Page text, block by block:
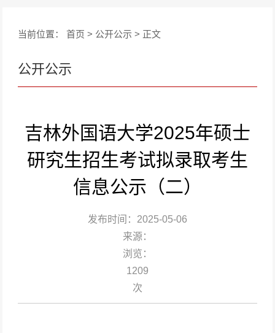
当前位置：首页 > 公开公示 > 正文
公开公示
吉林外国语大学2025年硕士
研究生招生考试拟录取考生
信息公示（二）
发布时间：2025-05-06
来源：
浏览：
1209
次